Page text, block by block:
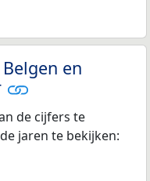
en
de cijfers te
jaren te bekijken: